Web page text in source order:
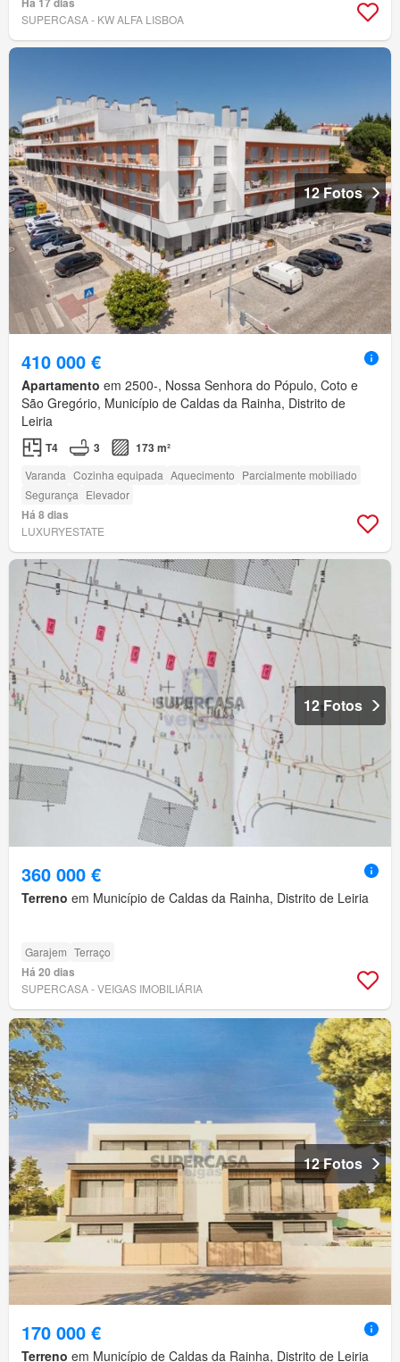
SUPERCASA - KW ALFA LISBOA
12 Fotos
410 000 €
Apartamento em 2500-, Nossa Senhora do Pópulo, Coto e
São Gregório, Município de Caldas da Rainha, Distrito de
Leiria
T4 3 173 m²
Varanda Cozinha equipada Aquecimento Parcialmente mobiliado
Segurança Elevador
Há 8 dias
LUXURYESTATE
12 Fotos
360 000 €
Terreno em Município de Caldas da Rainha, Distrito de Leiria
Garajem Terraço
Há 20 dias
SUPERCASA - VEIGAS IMOBILIÁRIA
12 Fotos
170 000 €
Terreno em Município de Caldas da Rainha, Distrito de Leiria